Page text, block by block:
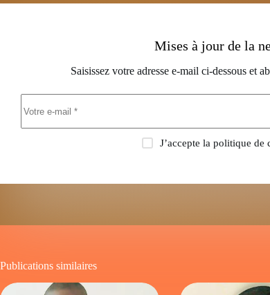
Mises à jour de la
Saisissez votre adresse e-mail ci-dessous et
J’accepte la politique de
Publications similaires